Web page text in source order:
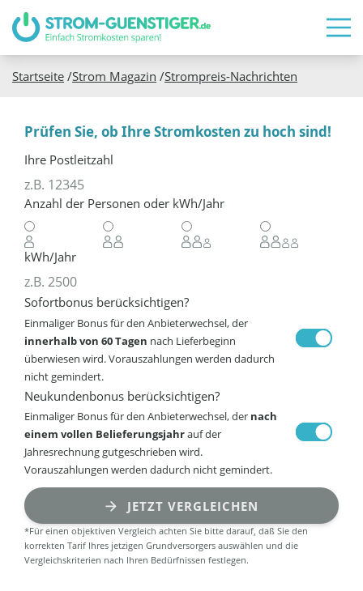
Startseite /Strom Magazin /Strompreis-Nachrichten
Prüfen Sie, ob Ihre Stromkosten zu hoch sind!
Ihre Postleitzahl
Anzahl der Personen oder kWh/Jahr
kWh/Jahr
Sofortbonus berücksichtigen?
Einmaliger Bonus für den Anbieterwechsel, der
innerhalb von 60 Tagen nach Lieferbeginn
überwiesen wird. Vorauszahlungen werden dadurch
nicht gemindert.
Neukundenbonus berücksichtigen?
Einmaliger Bonus für den Anbieterwechsel, der nach
einem vollen Belieferungsjahrauf der
Jahresrechnung gutgeschrieben wird.
Vorauszahlungen werden dadurch nicht gemindert.
JETZT VERGLEICHEN
*Für einen objektiven Vergleich achten Sie bitte darauf, daß Sie den
korrekten Tarif Ihres jetzigen Grundversorgers auswählen und die
Vergleichskriterien nach Ihren Bedürfnissen festlegen.